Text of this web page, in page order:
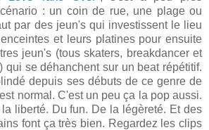
: un coin de rue, une plage ou
par des jeun's qui investissent le lieu
et leurs platines pour ensuite
jeun's (tous skaters, breakdancer et
qui se déhanchent sur un beat répétitif.
depuis ses débuts de ce genre de
normal. C'est un peu ça la pop aussi.
liberté. Du fun. De la légèreté. Et des
font ça très bien. Regardez les clips